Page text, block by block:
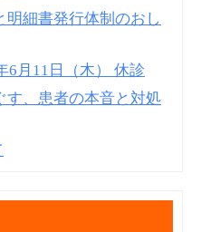
明細書発⾏体制のおし
月11日（木） 休診
す、患者の本音と対処